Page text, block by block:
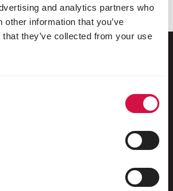
and analytics partners who
other information that you’ve
they’ve collected from your use